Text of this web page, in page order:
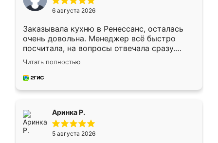
6 августа 2026
Заказывала кухню в Ренессанс, осталась
очень довольна. Менеджер всё быстро
посчитала, на вопросы отвечала сразу.
Замерщик приехал в субботу, подошёл к
делу со всей ответственностью. Собрали
за день, ребята работали аккуратно, даже
Читать полностью
Аринка Р.
5 августа 2026